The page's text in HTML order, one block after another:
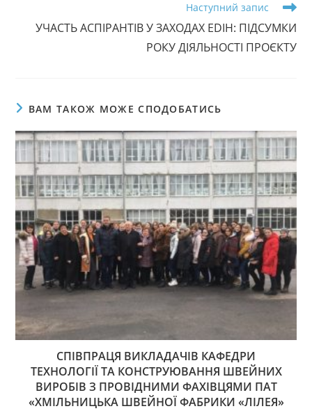
Наступний запис
УЧАСТЬ АСПІРАНТІВ У ЗАХОДАХ EDIH: ПІДСУМКИ
РОКУ ДІЯЛЬНОСТІ ПРОЄКТУ
ВАМ ТАКОЖ МОЖЕ СПОДОБАТИСЬ
СПІВПРАЦЯ ВИКЛАДАЧІВ КАФЕДРИ
ТЕХНОЛОГІЇ ТА КОНСТРУЮВАННЯ ШВЕЙНИХ
ВИРОБІВ З ПРОВІДНИМИ ФАХІВЦЯМИ ПАТ
«ХМІЛЬНИЦЬКА ШВЕЙНОЇ ФАБРИКИ «ЛІЛЕЯ»